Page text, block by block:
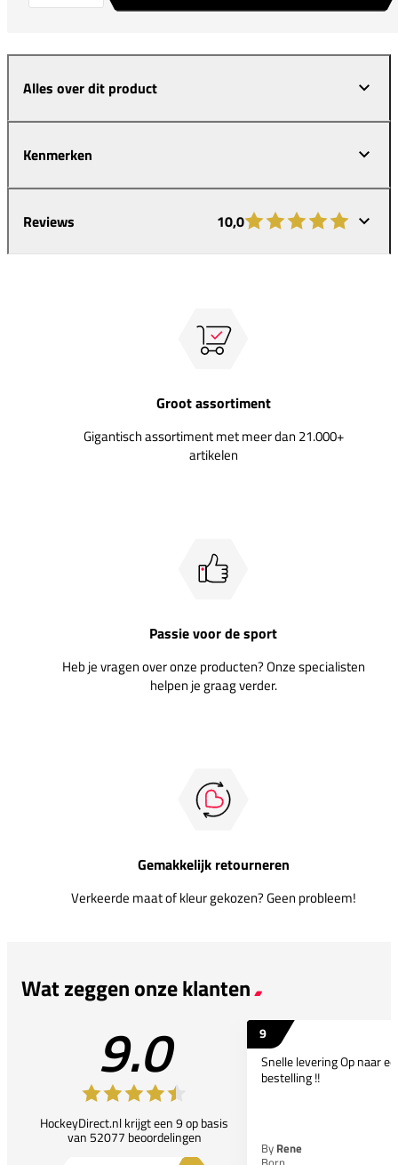
Alles over dit product
Kenmerken
Reviews 10,0
Groot assortiment
Gigantisch assortiment met meer dan 21.000+
artikelen
Passie voor de sport
Heb je vragen over onze producten? Onze specialisten
helpen je graag verder.
Gemakkelijk retourneren
Verkeerde maat of kleur gekozen? Geen probleem!
Wat zeggen onze klanten
9.0
HockeyDirect.nl krijgt een 9 op basis
van 52077 beoordelingen
9
Snelle levering Op naar
bestelling !!
By Rene